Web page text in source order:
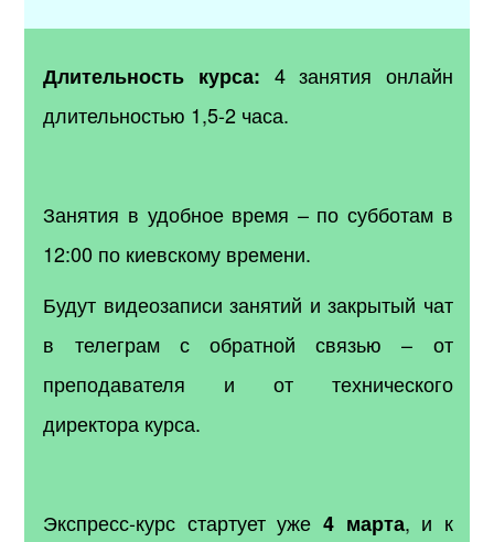
Длительность курса: 4 занятия онлайн
длительностью 1,5-2 часа.
Занятия в удобное время – по субботам в
12:00 по киевскому времени.
Будут видеозаписи занятий и закрытый чат
в телеграм с обратной связью – от
преподавателя и от технического
директора курса.
Экспресс-курс стартует уже 4 марта, и к